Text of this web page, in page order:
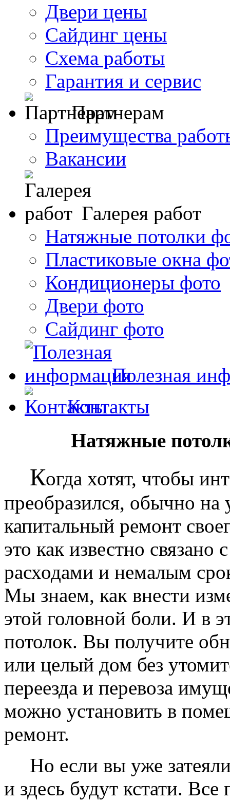
Двери цены
Сайдинг цены
Схема работы
Гарантия и сервис
Партнерам
Преимущества
Вакансии
Галерея работ
Натяжные потолки
Пластиковые окна
Кондиционеры фото
Двери фото
Сайдинг фото
Полезная
Контакты
Натяжные
Когда хотят, чтобы
преобразился, обычно на
капитальный ремонт
это как известно
расходами и немалым
Мы знаем, как внести
этой головной боли. И в
потолок. Вы получите
или целый дом без
переезда и перевоза
можно установить в
ремонт.
Но если вы уже
и здесь будут кстати.